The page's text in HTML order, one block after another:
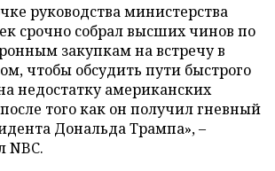
руководства министерства
срочно собрал высших чинов по
закупкам на встречу в
чтобы обсудить пути быстрого
недостатку американских
того как он получил гневный
Дональда Трампа», –
NBC.